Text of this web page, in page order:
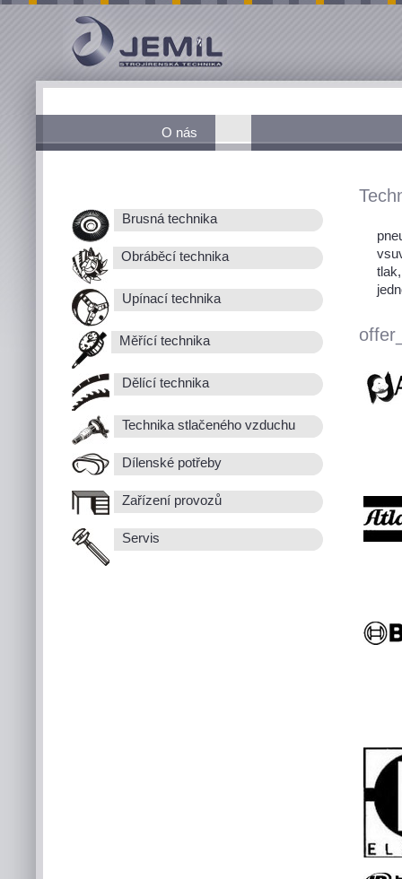
O nás
Brusná technika
Obráběcí technika
Upínací technika
Měřící technika
Dělící technika
Technika stlačeného vzduchu
Dílenské potřeby
Zařízení provozů
Servis